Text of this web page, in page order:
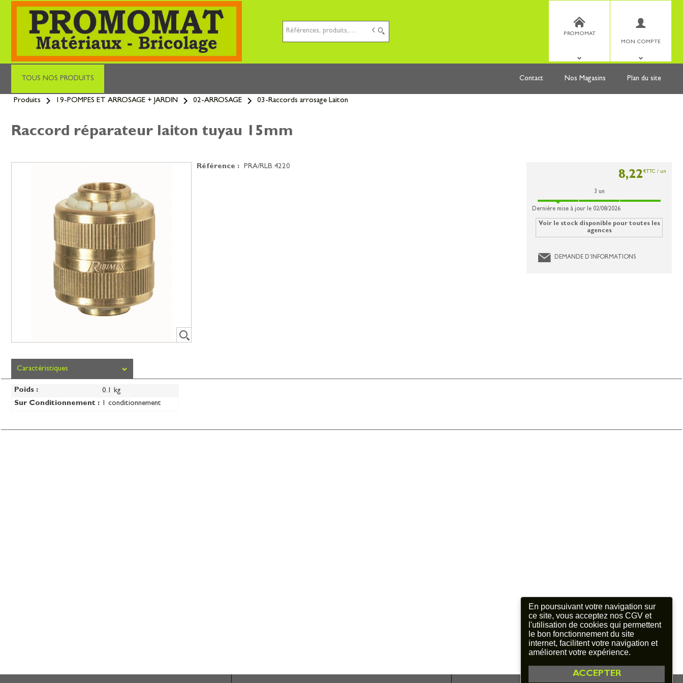
ACCEPTER
En poursuivant votre navigation sur
ce site, vous acceptez nos CGV et
l'utilisation de cookies qui permettent
le bon fonctionnement du site
internet, facilitent votre navigation et
améliorent votre expérience.
Aller
Matériaux - Bricolage
PROMOMAT
MON COMPTE
TOUS NOS PRODUITS Contact Nos Magasins Plan du site
Produits 19-POMPES ET ARROSAGE + JARDIN 02-ARROSAGE 03-Raccords arrosage Laiton
Raccord réparateur laiton tuyau 15mm
Référence : PRA/RLB.4220
8,22€ TTC / un
3 un
Dernière mise à jour le 02/08/2026
Voir le stock disponible pour toutes les
agences
DEMANDE D’INFORMATIONS
Caractéristiques
Poids :
0.1 kg
Sur Conditionnement : 1 conditionnement